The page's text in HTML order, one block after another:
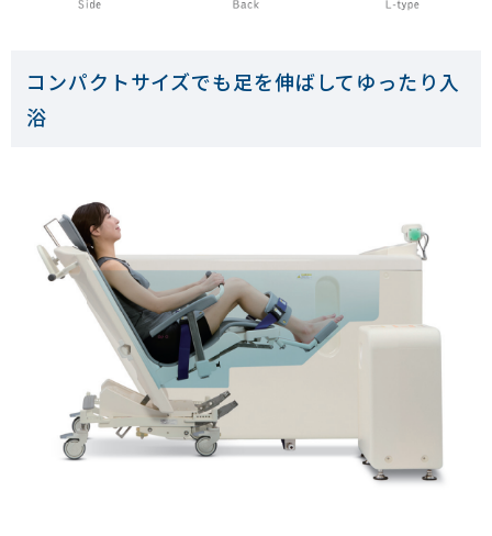
コンパクトサイズでも足を伸ばしてゆったり入
浴